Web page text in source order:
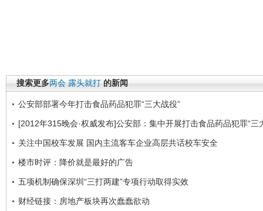
搜索更多两会 露头就打 的新闻
公安部部署今年打击食品药品犯罪“三大战役”
[2012年315晚会·权威发布]公安部：集中开展打击食品药品犯罪“三
关注中国校车发展 国内主流客车企业高层共话校车安全
楼市时评：降价就是最好的广告
五项机制确保深圳“三打两建”专项行动取得实效
财经链接：房地产板块再次蠢蠢欲动